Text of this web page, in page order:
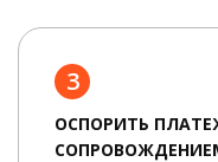
3
ОСПОРИТЬ